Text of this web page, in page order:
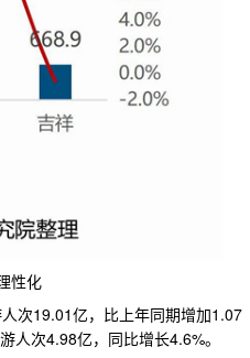
性化
次19.01亿，比上年同期增加1.07
次4.98亿，同比增长4.6%。